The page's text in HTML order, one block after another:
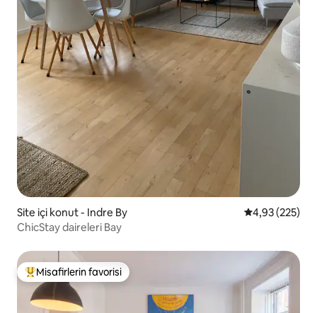
Site içi konut - Indre By 5 üzerinden
4,93 (225)
ChicStay daireleri Bay
Misafirlerin favorilerinden en beğenilenler arasında
Misafirlerin favorisi